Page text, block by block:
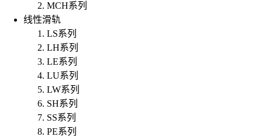
MCH系列
线性滑轨
LS系列
LH系列
LE系列
LU系列
LW系列
SH系列
SS系列
PE系列